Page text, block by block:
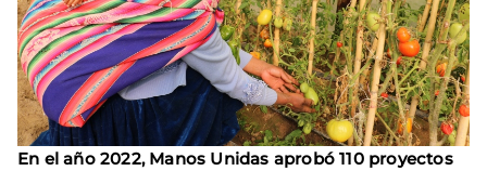
En el año 2022, Manos Unidas aprobó 110 proyectos